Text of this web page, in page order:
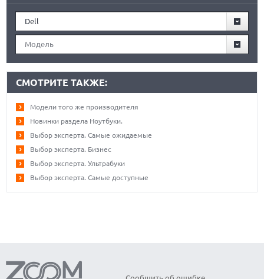
Dell
Модель
СМОТРИТЕ ТАКЖЕ:
Модели того же производителя
Новинки раздела Ноутбуки.
Выбор эксперта. Самые ожидаемые
Выбор эксперта. Бизнес
Выбор эксперта. Ультрабуки
Выбор эксперта. Самые доступные